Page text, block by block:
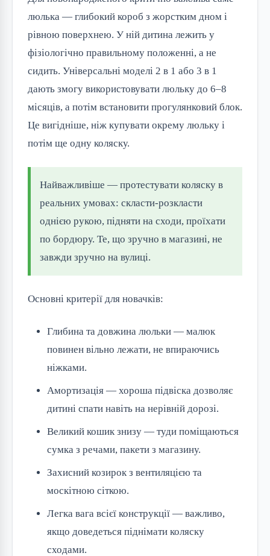
люлька — глибокий короб з жорстким дном і
рівною поверхнею. У ній дитина лежить у
фізіологічно правильному положенні, а не
сидить. Універсальні моделі 2 в 1 або 3 в 1
дають змогу використовувати люльку до 6–8
місяців, а потім встановити прогулянковий блок.
Це вигідніше, ніж купувати окрему люльку і
потім ще одну коляску.
Найважливіше — протестувати коляску в
реальних умовах: скласти-розкласти
однією рукою, підняти на сходи, проїхати
по бордюру. Те, що зручно в магазині, не
завжди зручно на вулиці.
Основні критерії для новачків:
Глибина та довжина люльки — малюк
повинен вільно лежати, не впираючись
ніжками.
Амортизація — хороша підвіска дозволяє
дитині спати навіть на нерівній дорозі.
Великий кошик знизу — туди поміщаються
сумка з речами, пакети з магазину.
Захисний козирок з вентиляцією та
москітною сіткою.
Легка вага всієї конструкції — важливо,
якщо доведеться піднімати коляску
сходами.